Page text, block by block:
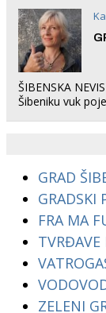
ŠIBENSKA
Šibeniku vuk
GRAD
GRADSKI
FRA MA
TVRĐAVE
ZELENI